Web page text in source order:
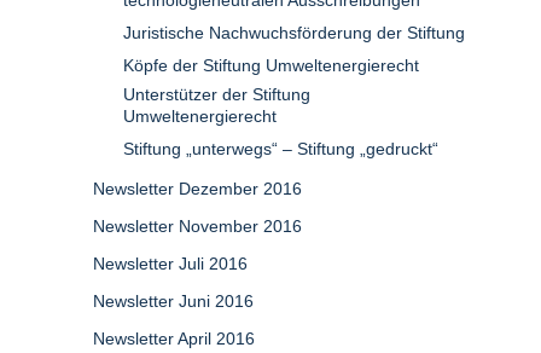
Juristische Nachwuchsförderung der Stiftung
Köpfe der Stiftung Umweltenergierecht
Unterstützer der Stiftung
Umweltenergierecht
Stiftung „unterwegs“ – Stiftung „gedruckt“
Newsletter Dezember 2016
Newsletter November 2016
Newsletter Juli 2016
Newsletter Juni 2016
Newsletter April 2016